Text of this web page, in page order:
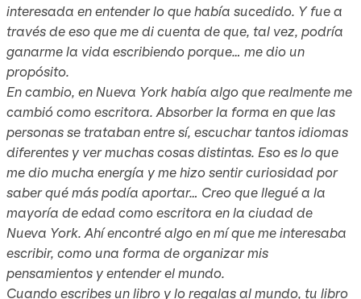
interesada en entender lo que había sucedido. Y fue a
través de eso que me di cuenta de que, tal vez, podría
ganarme la vida escribiendo porque… me dio un
propósito.
En cambio, en Nueva York había algo que realmente me
cambió como escritora. Absorber la forma en que las
personas se trataban entre sí, escuchar tantos idiomas
diferentes y ver muchas cosas distintas. Eso es lo que
me dio mucha energía y me hizo sentir curiosidad por
saber qué más podía aportar… Creo que llegué a la
mayoría de edad como escritora en la ciudad de
Nueva York. Ahí encontré algo en mí que me interesaba
escribir, como una forma de organizar mis
pensamientos y entender el mundo.
Cuando escribes un libro y lo regalas al mundo, tu libro